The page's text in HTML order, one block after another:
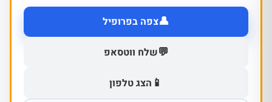
👤צפה בפרופיל
💬שלח ווטסאפ
📱 הצג טלפון